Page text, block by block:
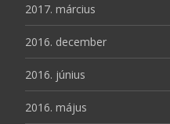
2017. március
2016. december
2016. június
2016. május